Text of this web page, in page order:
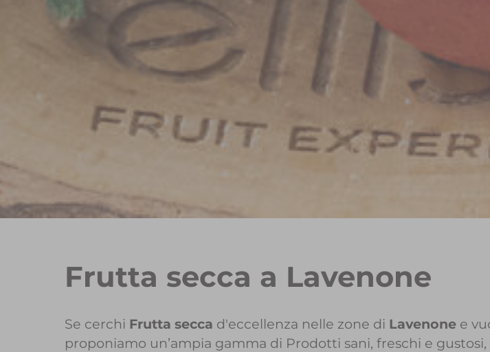
Frutta secca a Lavenone
Se cerchi Frutta secca d'eccellenza nelle zone di Lavenone e
proponiamo un’ampia gamma di Prodotti sani, freschi e